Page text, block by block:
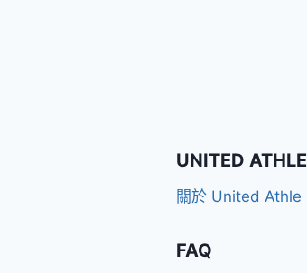
UNITED ATHLE
關於 United Athle
FAQ